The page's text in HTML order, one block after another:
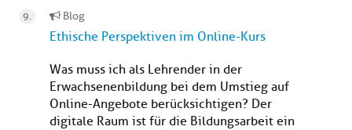
Blog
Ethische Perspektiven im Online-Kurs
Was muss ich als Lehrender in der
Erwachsenenbildung bei dem Umstieg auf
Online-Angebote berücksichtigen? Der
digitale Raum ist für die Bildungsarbeit ein